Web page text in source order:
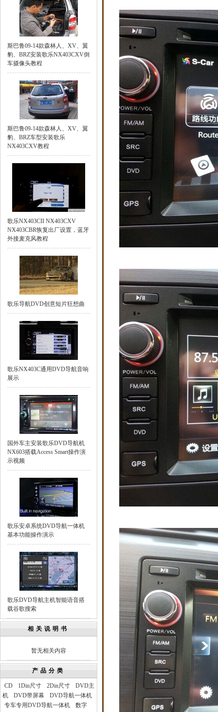
斯巴鲁09-14款森林人、XV、翼
豹、BRZ安装歌乐NX403CXV倒
车摄像头教程
斯巴鲁09-14款森林人、XV、翼
豹、BRZ车型安装歌乐
NX403CXV教程
歌乐NX403CII NX403CXV
NX403CBR恢复出厂设置，蓝牙
外接麦克风教程
歌乐导航DVD创意短片狂想曲
歌乐NX403C通用DVD导航音响
展示
国外车主安装歌乐DVD导航机
NX603搭载Access Smart操作演
示视频
歌乐安卓系统DVD导航一体机
基本功能操作演示
歌乐DVD导航主机智能语音搭
载谷歌搜索
相关说明书
暂无相关内容
产品分类
CD 1Din尺寸 2Din尺寸
DVD主
机
DVD带屏幕
DVD导航一体机
专车专用DVD导航一体机
数字